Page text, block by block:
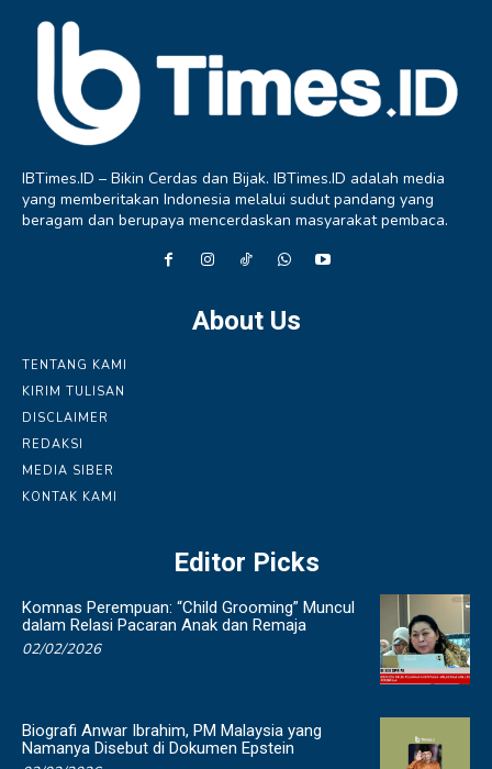
IBTimes.ID – Bikin Cerdas dan Bijak. IBTimes.ID adalah media
yang memberitakan Indonesia melalui sudut pandang yang
beragam dan berupaya mencerdaskan masyarakat pembaca.
About Us
TENTANG KAMI
KIRIM TULISAN
DISCLAIMER
REDAKSI
MEDIA SIBER
KONTAK KAMI
Editor Picks
Komnas Perempuan: “Child Grooming” Muncul
dalam Relasi Pacaran Anak dan Remaja
02/02/2026
Biografi Anwar Ibrahim, PM Malaysia yang
Namanya Disebut di Dokumen Epstein